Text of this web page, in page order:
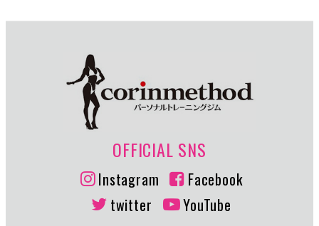
OFFICIAL SNS
Instagram
Facebook
twitter
YouTube